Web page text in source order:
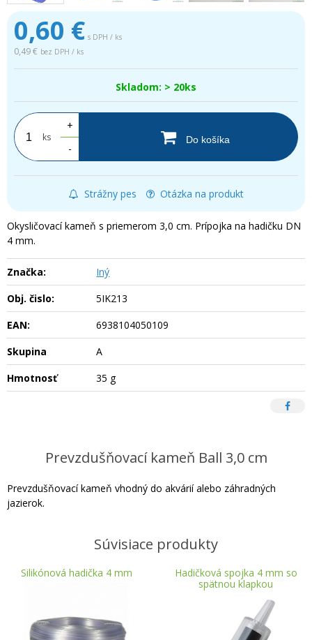
0,60 € s DPH / ks
0,49 € bez DPH / ks
Skladom: > 20ks
ks
+
-
Do košíka
Strážny pes Otázka na produkt
Okysličovací kameň s priemerom 3,0 cm. Prípojka na hadičku DN
4 mm.
Značka:
Iný
Obj. čislo:
5IK213
EAN:
6938104050109
Skupina
A
Hmotnosť
35 g
Prevzdušňovací kameň Ball 3,0 cm
Prevzdušňovací kameň vhodný do akvárií alebo záhradných
jazierok.
Súvisiace produkty
Silikónová hadička 4 mm
Hadičková spojka 4 mm so
spätnou klapkou